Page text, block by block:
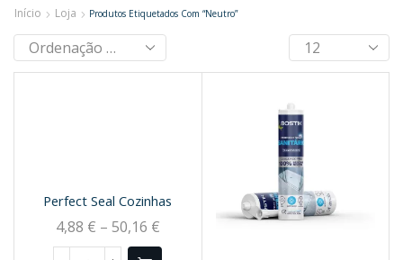
Início Loja Produtos Etiquetados Com “neutro”
Perfect Seal Cozinhas
4,88 € – 50,16 €